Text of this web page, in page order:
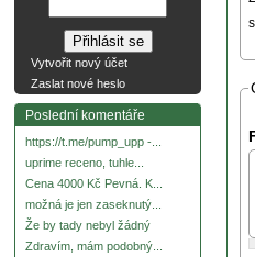
Vytvořit nový účet
Zaslat nové heslo
Poslední komentáře
https://t.me/pump_upp -...
uprime receno, tuhle...
Cena 4000 Kč Pevná. K...
možná je jen zaseknutý...
Že by tady nebyl žádný
Zdravím, mám podobný...